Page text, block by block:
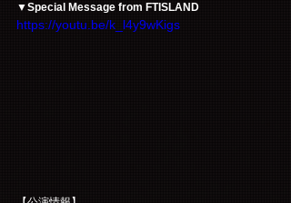
▼Special Message from FTISLAND
https://youtu.be/k_l4y9wKigs